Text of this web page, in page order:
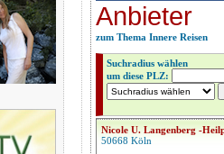
Anbieter
zum Thema Innere Reisen
Suchradius wählen
um diese PLZ:
Nicole U. Langenberg -
50668 Köln